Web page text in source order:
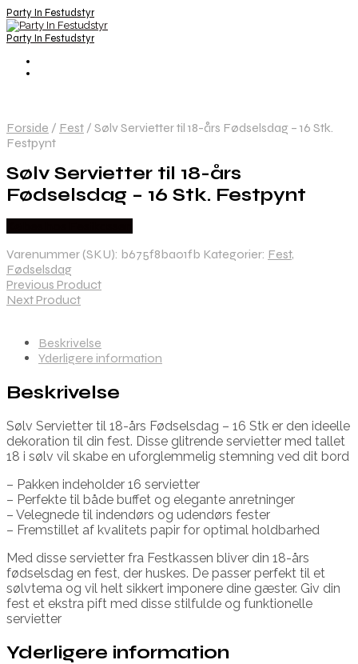
Party In Festudstyr
Party In Festudstyr
Forside / Fest / Sølv Servietter til 18-års Fødselsdag – 16 Stk.
Festpynt
Sølv Servietter til 18-års
Fødselsdag – 16 Stk. Festpynt
Varenummer (SKU): b675f8ba01fb Kategorier: Fest,
Fødselsdag
Previous Product
Next Product
Beskrivelse
Yderligere information
Beskrivelse
Sølv Servietter til 18-års Fødselsdag – 16 Stk er den ideelle
dekoration til din fest. Disse glitrende servietter med tallet
18 i sølv vil skabe en uforglemmelig stemning ved dit bord
– Pakken indeholder 16 servietter
– Perfekte til både buffet og elegante anretninger
– Velegnede til indendørs og udendørs fester
– Fremstillet af kvalitets papir for optimal holdbarhed
Med disse servietter fra Festkassen bliver din 18-års
fødselsdag en fest, der huskes. De passer perfekt til et
sølvtema og vil helt sikkert imponere dine gæster. Giv din
fest et ekstra pift med disse stilfulde og funktionelle
servietter
Yderligere information